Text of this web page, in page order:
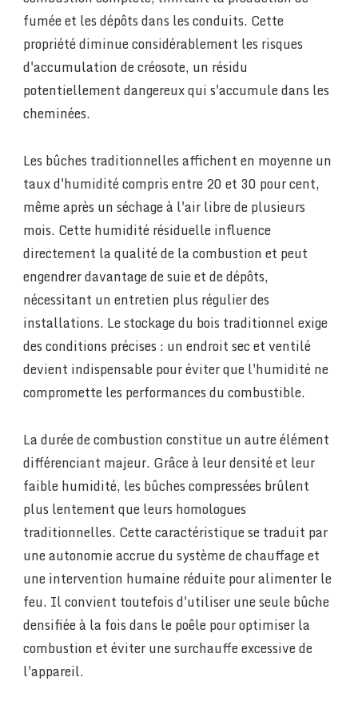
fumée et les dépôts dans les conduits. Cette
propriété diminue considérablement les risques
d'accumulation de créosote, un résidu
potentiellement dangereux qui s'accumule dans les
cheminées.
Les bûches traditionnelles affichent en moyenne un
taux d'humidité compris entre 20 et 30 pour cent,
même après un séchage à l'air libre de plusieurs
mois. Cette humidité résiduelle influence
directement la qualité de la combustion et peut
engendrer davantage de suie et de dépôts,
nécessitant un entretien plus régulier des
installations. Le stockage du bois traditionnel exige
des conditions précises : un endroit sec et ventilé
devient indispensable pour éviter que l'humidité ne
compromette les performances du combustible.
La durée de combustion constitue un autre élément
différenciant majeur. Grâce à leur densité et leur
faible humidité, les bûches compressées brûlent
plus lentement que leurs homologues
traditionnelles. Cette caractéristique se traduit par
une autonomie accrue du système de chauffage et
une intervention humaine réduite pour alimenter le
feu. Il convient toutefois d'utiliser une seule bûche
densifiée à la fois dans le poêle pour optimiser la
combustion et éviter une surchauffe excessive de
l'appareil.